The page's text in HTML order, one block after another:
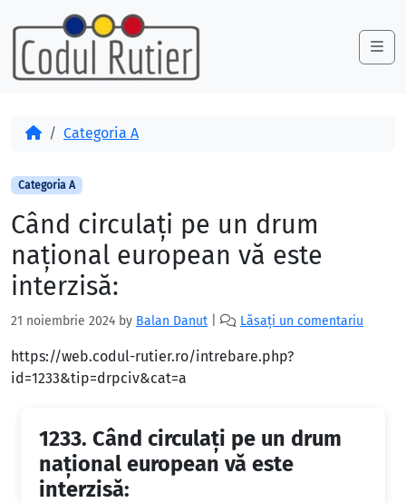
Skip to content
Skip to footer
AcasăCategoria A
Categoria A
Când circulaţi pe un drum
naţional european vă este
interzisă:
21 noiembrie 2024 by Balan Danut Lăsați un comentariu
https://web.codul-rutier.ro/intrebare.php?
id=1233&tip=drpciv&cat=a
1233. Când circulaţi pe un drum
naţional european vă este
interzisă: